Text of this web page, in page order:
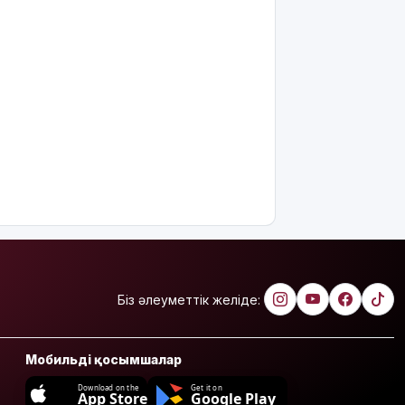
Біз әлеуметтік желіде:
Мобильді қосымшалар
Download on the
App Store
Get it on
Google Play